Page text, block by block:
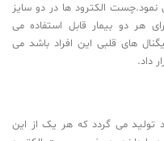
نمود.چست الکترود ها در دو سایز
هر دو بیمار قابل استفاده می
های قلبی این افراد باشد می
داد.
تولید می گردد که هر یک از این